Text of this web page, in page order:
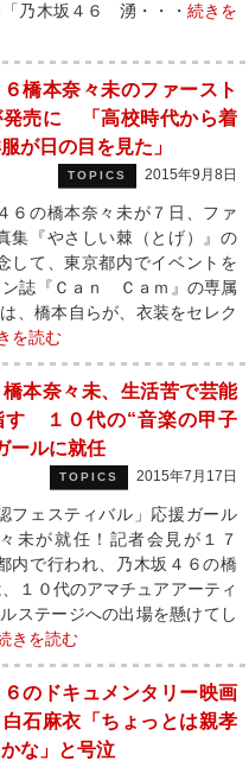
乃木坂４６ 湧・・・ 続きを
橋本奈々未のファースト
発売に 「高校時代から着
が日の目を見た」
TOPICS 2015年9月8日
６の橋本奈々未が７日、ファ
集『やさしい棘（とげ）』の
して、東京都内でイベントを
誌『Ｃａｎ Ｃａｍ』の専属
、橋本自らが、衣装をセレク
を読む
橋本奈々未、生活苦で芸能
す １０代の“音楽の甲子
ールに就任
TOPICS 2015年7月17日
フェスティバル」応援ガール
未が就任！記者会見が１７
内で行われ、乃木坂４６の橋
１０代のアマチュアアーティ
ステージへの出場を懸けてし
きを読む
６のドキュメンタリー映画
石麻衣「ちょっとは親孝
な」と号泣